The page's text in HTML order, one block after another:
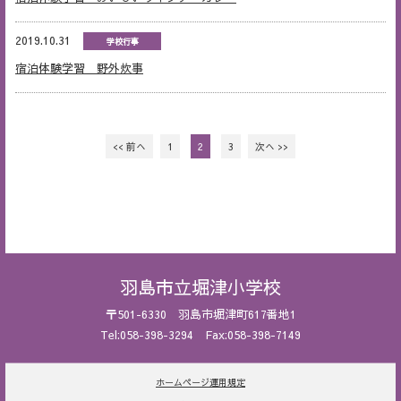
2019.10.31 学校行事
宿泊体験学習 野外炊事
<< 前へ 1 2 3 次へ >>
羽島市立堀津小学校
〒501-6330 羽島市堀津町617番地1
Tel:058-398-3294 Fax:058-398-7149
ホームページ運用規定